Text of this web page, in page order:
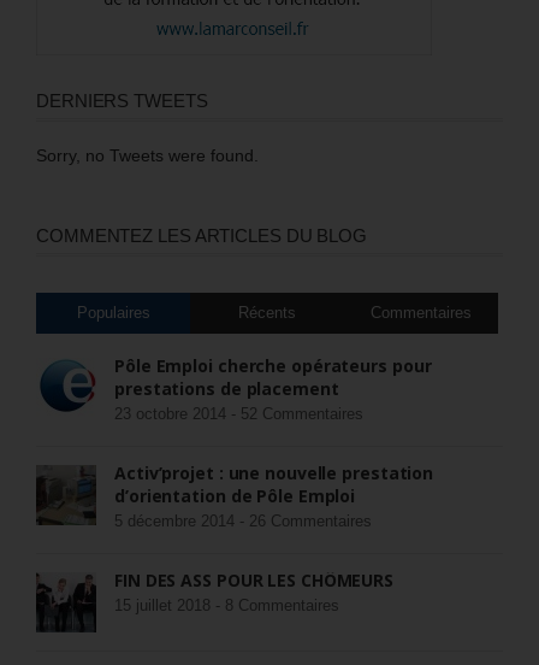
DERNIERS TWEETS
Sorry, no Tweets were found.
COMMENTEZ LES ARTICLES DU BLOG
Populaires Récents Commentaires
Pôle Emploi cherche opérateurs pour
prestations de placement
23 octobre 2014 - 52 Commentaires
Activ’projet : une nouvelle prestation
d’orientation de Pôle Emploi
5 décembre 2014 - 26 Commentaires
FIN DES ASS POUR LES CHÔMEURS
15 juillet 2018 - 8 Commentaires